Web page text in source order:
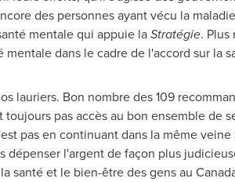
des personnes ayant vécu la
mentale qui appuie laStratégie. Plus
dans le cadre de l'accord sur la
lauriers. Bon nombre des 109
pas accès au bon ensemble de
pas en continuant dans la même
l'argent de façon plus
santé et le bien-être des gens au